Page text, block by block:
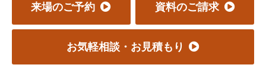
来場のご予約
お気軽相談・お見積もり
資料のご請求